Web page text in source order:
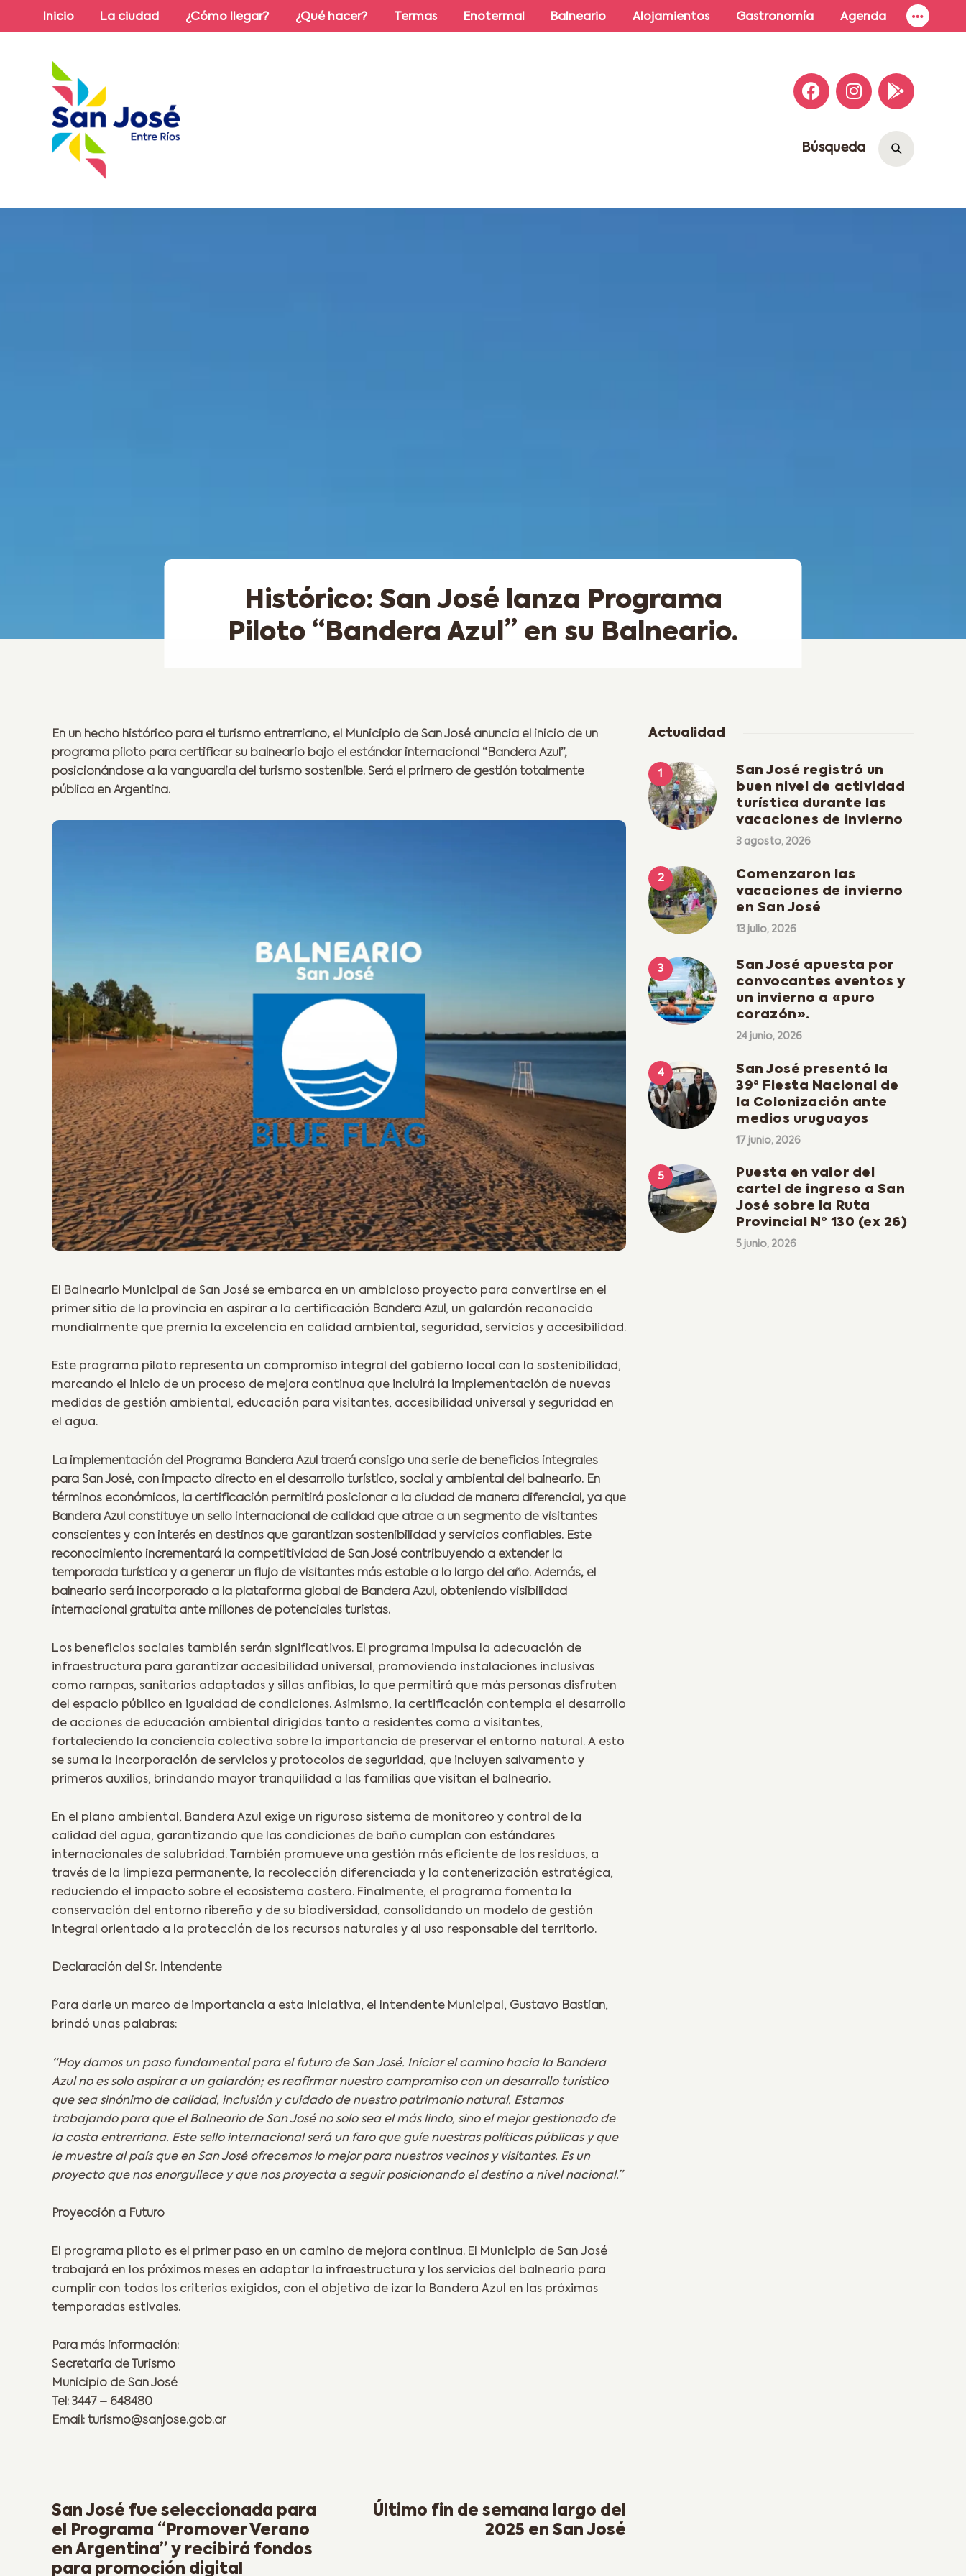
Inicio La ciudad ¿Cómo llegar? ¿Qué hacer? Termas Enotermal Balneario Alojamientos Gastronomía Agenda
Búsqueda
Histórico: San José lanza Programa
Piloto “Bandera Azul” en su Balneario.
En un hecho histórico para el turismo entrerriano, el Municipio de San José anuncia el inicio de un
programa piloto para certificar su balneario bajo el estándar internacional “Bandera Azul”,
posicionándose a la vanguardia del turismo sostenible. Será el primero de gestión totalmente
pública en Argentina.
El Balneario Municipal de San José se embarca en un ambicioso proyecto para convertirse en el
primer sitio de la provincia en aspirar a la certificación Bandera Azul , un galardón reconocido
mundialmente que premia la excelencia en calidad ambiental, seguridad, servicios y accesibilidad.
Este programa piloto representa un compromiso integral del gobierno local con la sostenibilidad,
marcando el inicio de un proceso de mejora continua que incluirá la implementación de nuevas
medidas de gestión ambiental, educación para visitantes, accesibilidad universal y seguridad en
el agua.
La implementación del Programa Bandera Azul traerá consigo una serie de beneficios integrales
para San José, con impacto directo en el desarrollo turístico, social y ambiental del balneario. En
términos económicos, la certificación permitirá posicionar a la ciudad de manera diferencial, ya que
Bandera Azul constituye un sello internacional de calidad que atrae a un segmento de visitantes
conscientes y con interés en destinos que garantizan sostenibilidad y servicios confiables. Este
reconocimiento incrementará la competitividad de San José contribuyendo a extender la
temporada turística y a generar un flujo de visitantes más estable a lo largo del año. Además, el
balneario será incorporado a la plataforma global de Bandera Azul, obteniendo visibilidad
internacional gratuita ante millones de potenciales turistas.
Los beneficios sociales también serán significativos. El programa impulsa la adecuación de
infraestructura para garantizar accesibilidad universal, promoviendo instalaciones inclusivas
como rampas, sanitarios adaptados y sillas anfibias, lo que permitirá que más personas disfruten
del espacio público en igualdad de condiciones. Asimismo, la certificación contempla el desarrollo
de acciones de educación ambiental dirigidas tanto a residentes como a visitantes,
fortaleciendo la conciencia colectiva sobre la importancia de preservar el entorno natural. A esto
se suma la incorporación de servicios y protocolos de seguridad, que incluyen salvamento y
primeros auxilios, brindando mayor tranquilidad a las familias que visitan el balneario.
En el plano ambiental, Bandera Azul exige un riguroso sistema de monitoreo y control de la
calidad del agua, garantizando que las condiciones de baño cumplan con estándares
internacionales de salubridad. También promueve una gestión más eficiente de los residuos, a
través de la limpieza permanente, la recolección diferenciada y la contenerización estratégica,
reduciendo el impacto sobre el ecosistema costero. Finalmente, el programa fomenta la
conservación del entorno ribereño y de su biodiversidad, consolidando un modelo de gestión
integral orientado a la protección de los recursos naturales y al uso responsable del territorio.
Declaración del Sr. Intendente
Para darle un marco de importancia a esta iniciativa, el Intendente Municipal, Gustavo Bastian,
brindó unas palabras:
“Hoy damos un paso fundamental para el futuro de San José. Iniciar el camino hacia la Bandera
Azul no es solo aspirar a un galardón; es reafirmar nuestro compromiso con un desarrollo turístico
que sea sinónimo de calidad, inclusión y cuidado de nuestro patrimonio natural. Estamos
trabajando para que el Balneario de San José no solo sea el más lindo, sino el mejor gestionado de
la costa entrerriana. Este sello internacional será un faro que guíe nuestras políticas públicas y que
le muestre al país que en San José ofrecemos lo mejor para nuestros vecinos y visitantes. Es un
proyecto que nos enorgullece y que nos proyecta a seguir posicionando el destino a nivel nacional.”
Proyección a Futuro
El programa piloto es el primer paso en un camino de mejora continua. El Municipio de San José
trabajará en los próximos meses en adaptar la infraestructura y los servicios del balneario para
cumplir con todos los criterios exigidos, con el objetivo de izar la Bandera Azul en las próximas
temporadas estivales.
Para más información:
Secretaria de Turismo
Municipio de San José
Tel: 3447 – 648480
Email: turismo@sanjose.gob.ar
San José fue seleccionada para
el Programa “Promover Verano
en Argentina” y recibirá fondos
para promoción digital
Último fin de semana largo del
2025 en San José
Actualidad
San José registró un
buen nivel de actividad
turística durante las
vacaciones de invierno
3 agosto, 2026
Comenzaron las
vacaciones de invierno
en San José
13 julio, 2026
San José apuesta por
convocantes eventos y
un invierno a «puro
corazón».
24 junio, 2026
San José presentó la
39ª Fiesta Nacional de
la Colonización ante
medios uruguayos
17 junio, 2026
Puesta en valor del
cartel de ingreso a San
José sobre la Ruta
Provincial Nº 130 (ex 26)
5 junio, 2026